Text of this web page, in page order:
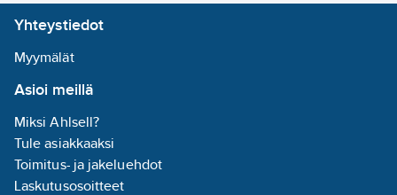
valmistustilat
•laboratoriot
Rakenne:
Valaisimen runko on
valkoiseksi
pulverimaalattua
terästä. Suojalasi
Yhteystiedot
Myymälät
Asioi meillä
Miksi Ahlsell?
Tule asiakkaaksi
Toimitus- ja jakeluehdot
Laskutusosoitteet